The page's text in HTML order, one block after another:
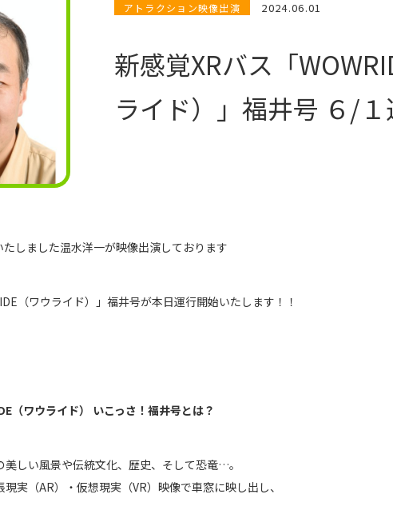
アトラクション映像出演 2024.06.01
新感覚XRバス「
ライド）」福井号 ６/１
しました温水洋一が映像出演しております
（ワウライド）」福井号が本日運行開始いたします！！
（ワウライド） いこっさ！福井号とは？
しい風景や伝統文化、歴史、そして恐竜…。
実（AR）・仮想現実（VR）映像で車窓に映し出し、